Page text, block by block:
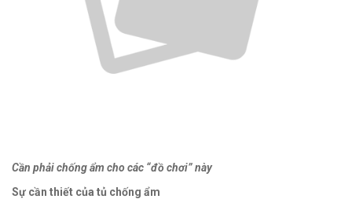
Cần phải chống ẩm cho các “đồ chơi” này
Sự cần thiết của tủ chống ẩm